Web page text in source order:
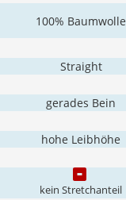
100% Baumwolle
Straight
gerades Bein
hohe Leibhöhe
kein Stretchanteil